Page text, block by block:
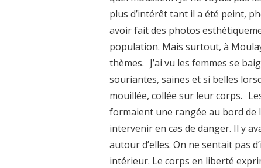
plus d’intérêt tant il a été peint,
avoir fait des photos
population. Mais surtout, à
thèmes. J’ai vu les femmes se
souriantes, saines et si belles
mouillée, collée sur leur corps.
formaient une rangée au bord de
intervenir en cas de danger. Il y
autour d’elles. On ne sentait pas
intérieur. Le corps en liberté